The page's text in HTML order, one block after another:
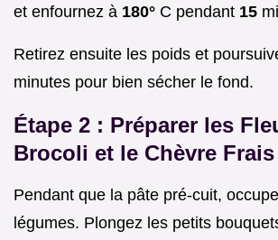
et enfournez à 180° C pendant 15
Retirez ensuite les poids et
minutes pour bien sécher le fond.
Étape 2 : Préparer les
Brocoli et le Chèvre Frais
Pendant que la pâte pré-cuit,
légumes. Plongez les petits